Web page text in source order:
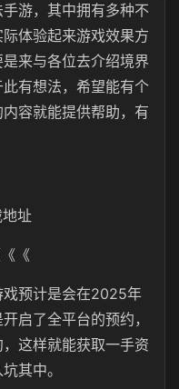
游，其中拥有多种不
体验起来游戏效果方
来与各位去介绍境界
有想法，希望能有个
容就能提供帮助，有
地址
《
预计是会在2025年
启了全平台的预约，
这样就能获取一手资
其中。